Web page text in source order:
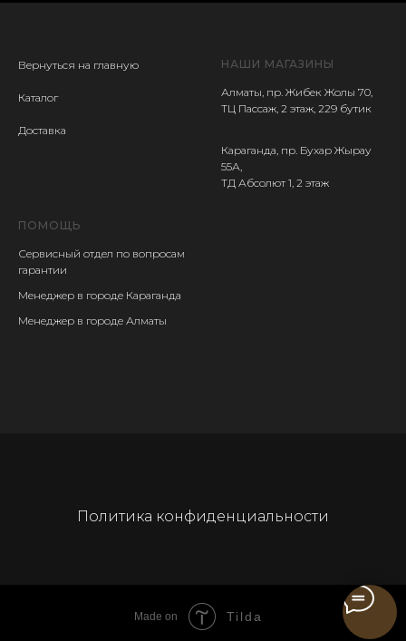
Вернуться на главную
Каталог
Доставка
НАШИ МАГАЗИНЫ
Алматы, пр. Жибек Жолы 70,
ТЦ Пассаж, 2 этаж, 229 бутик
Караганда, пр. Бухар Жырау
55А,
ТД Абсолют 1, 2 этаж
ПОМОЩЬ
Сервисный отдел по вопросам
гарантии
Менеджер в городе Караганда
Менеджер в городе Алматы
Политика конфиденциальности
Made on Tilda